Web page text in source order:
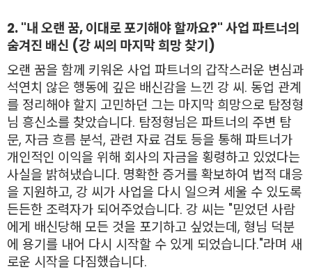
2. "내 오랜 꿈, 이대로 포기해야 할까요?" 사업 파트너의
숨겨진 배신 (강씨의 마지막 희망 찾기)
오랜 꿈을 함께 키워온 사업 파트너의 갑작스러운 변심과
석연치 않은 행동에 깊은 배신감을 느낀 강 씨. 동업 관계
를 정리해야 할지 고민하던 그는 마지막 희망으로 탐정형
님 흥신소를 찾았습니다. 탐정형님은 파트너의 주변 탐
문, 자금 흐름 분석, 관련 자료 검토 등을 통해 파트너가
개인적인 이익을 위해 회사의 자금을 횡령하고 있었다는
사실을 밝혀냈습니다. 명확한 증거를 확보하여 법적 대응
을 지원하고, 강 씨가 사업을 다시 일으켜 세울 수 있도록
든든한 조력자가 되어주었습니다. 강 씨는 "믿었던 사람
에게 배신당해 모든 것을 포기하고 싶었는데, 형님 덕분
에 용기를 내어 다시 시작할 수 있게 되었습니다."라며 새
로운 시작을 다짐했습니다.